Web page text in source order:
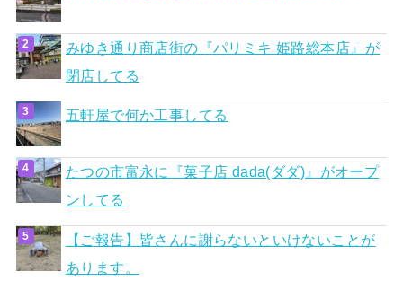
みゆき通り商店街の『パリミキ 姫路総本店』が
閉店してる
五軒屋で何か工事してる
たつの市富永に『菓子店 dada(ダダ)』がオープ
ンしてる
【ご報告】皆さんに謝らないといけないことが
あります。